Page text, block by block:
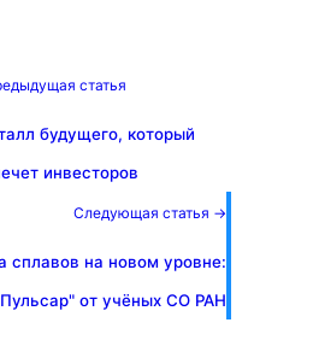
статья
будущего, который
инвесторов
Следующая статья →
сплавов на новом уровне:
от учёных СО РАН